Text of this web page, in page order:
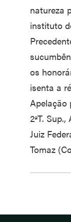
natureza
instituto
os
isenta a
Apelação
2ªT.
Juiz
Tomaz